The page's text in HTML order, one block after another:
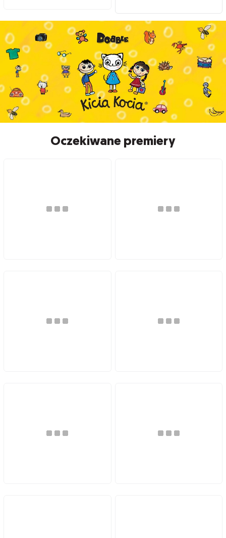
Oczekiwane premiery